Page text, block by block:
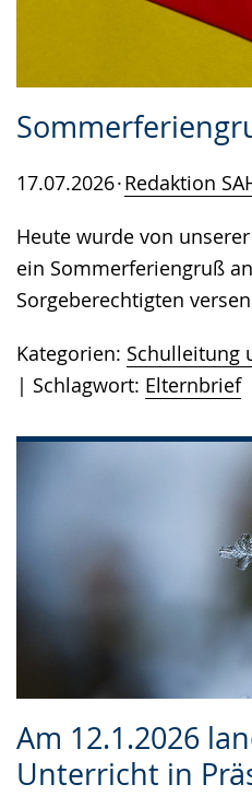
17.07.2026 Redaktion
Heute wurde von
ein Sommerferiengruß
Sorgeberechtigten
Kategorien: Schulleitung
Schlagwort: Elternbrief
Am 12.1.2026
Unterricht in